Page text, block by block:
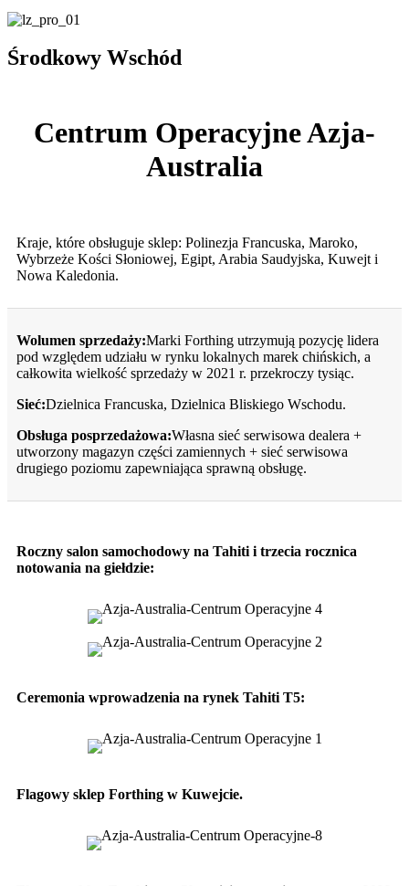
Środkowy Wschód
Centrum Operacyjne Azja-
Australia
Kraje, które obsługuje sklep: Polinezja Francuska, Maroko,
Wybrzeże Kości Słoniowej, Egipt, Arabia Saudyjska, Kuwejt i
Nowa Kaledonia.
Wolumen sprzedaży:Marki Forthing utrzymują pozycję lidera
pod względem udziału w rynku lokalnych marek chińskich, a
całkowita wielkość sprzedaży w 2021 r. przekroczy tysiąc.
Sieć:Dzielnica Francuska, Dzielnica Bliskiego Wschodu.
Obsługa posprzedażowa:Własna sieć serwisowa dealera +
utworzony magazyn części zamiennych + sieć serwisowa
drugiego poziomu zapewniająca sprawną obsługę.
Roczny salon samochodowy na Tahiti i trzecia rocznica
notowania na giełdzie:
Ceremonia wprowadzenia na rynek Tahiti T5:
Flagowy sklep Forthing w Kuwejcie.